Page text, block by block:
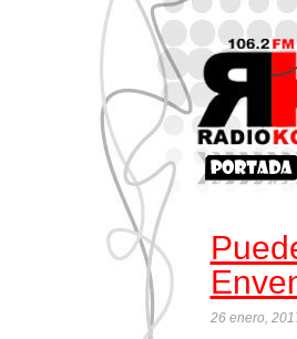
26 enero,